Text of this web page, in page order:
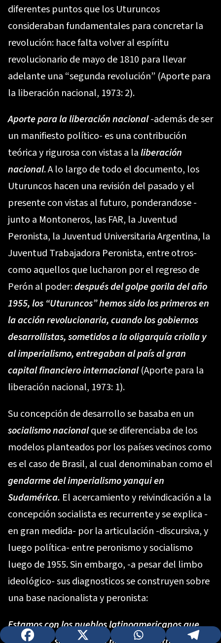
diferentes puntos que los Uturuncos
consideraban fundamentales para concretar la
revolución: hace falta volver al espíritu
revolucionario de mayo de 1810 para llevar
adelante una “segunda revolución” (Aporte para
la liberación nacional, 1973: 2).
Aporte para la liberación nacional-además de ser
un manifiesto político- es una contribución
teórica y rigurosa con vistas a laliberación
nacional. A lo largo de todo el documento, los
Uturuncos hacen una revisión del pasado y el
presente con vistas al futuro, ponderandose -
junto a Montoneros, las FAR, la Juventud
Peronista, la Juventud Universitaria Argentina, la
Juventud Trabajadora Peronista, entre otros-
como aquellos que lucharon por el regreso de
Perón al poder:después del golpe gorila del año
1955, los “Uturuncos” hemos sido los primeros en
la acción revolucionaria, cuando los gobiernos
desarrollistas, sometidos a la oligarquía criolla y
al imperialismo, entregaban al país al gran
capital financiero internacional(Aporte para la
liberación nacional, 1973: 1).
Su concepción de desarrollo se basaba en un
socialismo nacionalque se diferenciaba de los
modelos planteados por los países vecinos como
es el caso de Brasil, al cual denominaban como el
gendarme del imperialismo yanqui en
Sudamérica. El acercamiento y reivindicación a la
concepción socialista es recurrente y se explica -
en gran medida- por la articulación -discursiva, y
luego política- entre peronismo y socialismo
luego de 1955. Sin embargo, -a pesar del limbo
ideológico- sus diagnosticos se construyen sobre
una base nacionalista y peronista:
Estamos con los pueblos latinoamericanos que